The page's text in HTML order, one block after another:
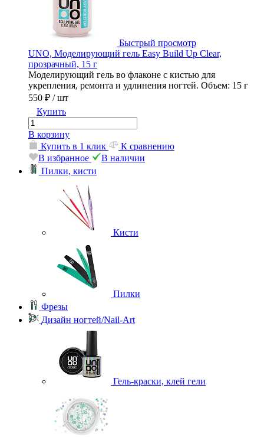
Быстрый просмотр
UNO, Моделирующий гель Easy Build Up Clear,
прозрачный, 15 г
Моделирующий гель во флаконе с кистью для
укрепления, ремонта и удлинения ногтей. Объем: 15 г
550 ₽ / шт
Купить
В корзину
Купить в 1 клик
К сравнению
В избранное
В наличии
Пилки, кисти
Кисти
Пилки
Фрезы
Дизайн ногтей/Nail-Art
Гель-краски, клей гели